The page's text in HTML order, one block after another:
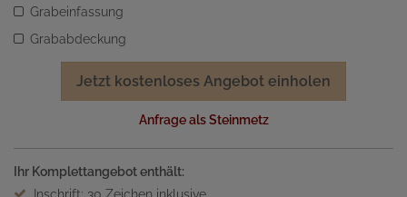
Grabeinfassung
Grababdeckung
Jetzt kostenloses Angebot einholen
Anfrage als Steinmetz
Ihr Komplettangebot enthält: